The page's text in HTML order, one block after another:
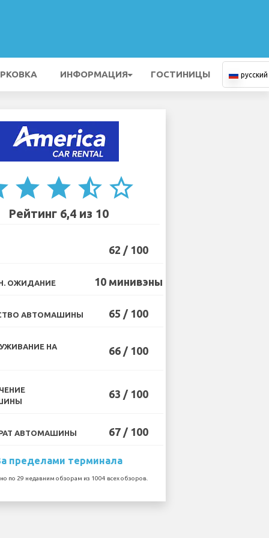
ИНФОРМАЦИЯ ГОСТИНИЦЫ русский
star star star_half star_border
Рейтинг 6,4 из 10
62 / 100
ОЖИДАНИЕ 10 минивэны
АВТОМАШИНЫ 65 / 100
НА
66 / 100
63 / 100
АВТОМАШИНЫ 67 / 100
пределами терминала
по 29 недавним обзорам из 1004 всех обзоров.